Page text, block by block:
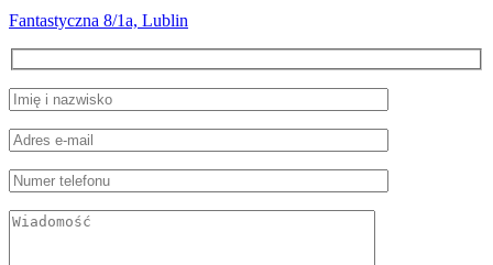
Fantastyczna 8/1a, Lublin